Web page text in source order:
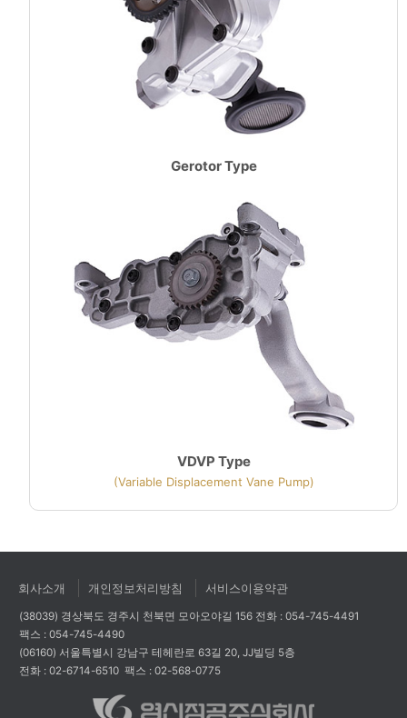
Gerotor Type
VDVP Type
(Variable Displacement Vane Pump)
회사소개 개인정보처리방침 서비스이용약관
(38039) 경상북도 경주시 천북면 모아오야길 156 전화 : 054-745-4491
팩스 : 054-745-4490
(06160) 서울특별시 강남구 테헤란로 63길 20, JJ빌딩 5층
전화 : 02-6714-6510 팩스 : 02-568-0775